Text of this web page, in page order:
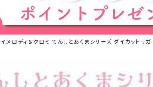
メロディ＆クロミ てんしとあくまシリーズ ダイカット